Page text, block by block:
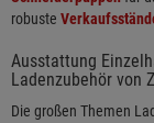
robuste
Ausstattung
Ladenzubehör von
Die großen Themen